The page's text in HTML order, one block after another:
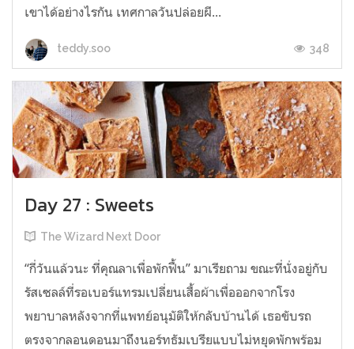
เขาได้อย่างไรกัน เทศกาลวันปล่อยผี...
teddy.soo 348
Day 27 : Sweets
The Wizard Next Door
“กี่วันแล้วนะ ที่คุณลาเพื่อพักฟื้น” มาเรียถาม ขณะที่นั่งอยู่กับ
รัสเซลล์ที่รอเบอร์แทรมเปลี่ยนเสื้อผ้าเพื่อออกจากโรง
พยาบาลหลังจากที่แพทย์อนุมัติให้กลับบ้านได้ เธอขับรถ
ตรงจากลอนดอนมาถึงนอร์ทธัมเบรียแบบไม่หยุดพักพร้อม